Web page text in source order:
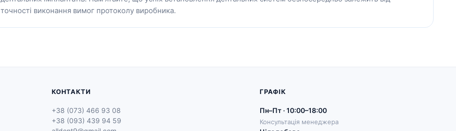
точності виконання вимог протоколу виробника.
КОНТАКТИ
+38 (073) 466 93 08
+38 (093) 439 94 59
ГРАФІК
Пн–Пт · 10:00–18:00
Консультація менеджера